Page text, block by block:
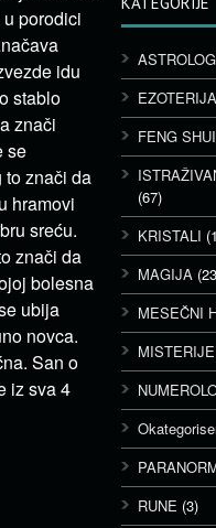
porodici
idu
stablo
znači
se
to znači da
hramovi
sreću.
znači da
bolesna
ubija
novca.
San o
iz sva 4
EZOTERIJA
FENG SHUI
(67)
KRISTALI
MAGIJA
MESEČNI
MISTERIJE
RUNE (3)